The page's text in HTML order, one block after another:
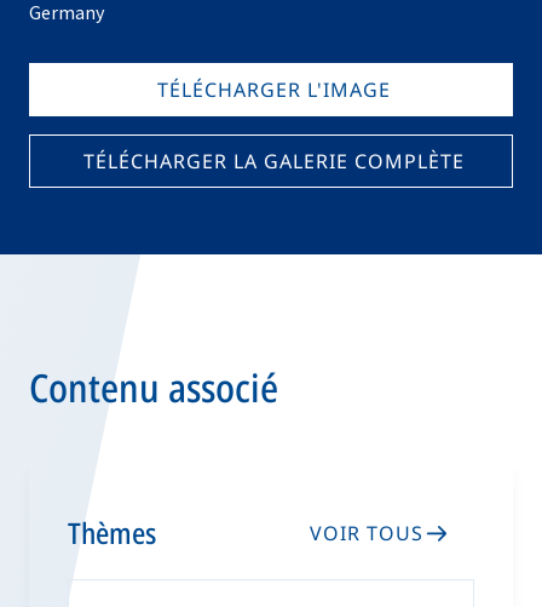
Germany
TÉLÉCHARGER L'IMAGE
TÉLÉCHARGER LA GALERIE COMPLÈTE
Contenu associé
Thèmes VOIR TOUS